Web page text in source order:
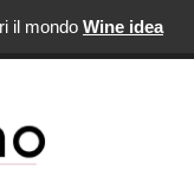
il mondo Wine idea